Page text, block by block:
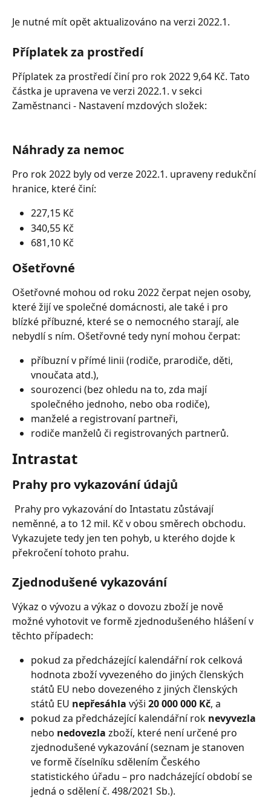
Je nutné mít opět aktualizováno na verzi 2022.1.
Příplatek za prostředí
Příplatek za prostředí činí pro rok 2022 9,64 Kč. Tato
částka je upravena ve verzi 2022.1. v sekci
Zaměstnanci - Nastavení mzdových složek:
Náhrady za nemoc
Pro rok 2022 byly od verze 2022.1. upraveny redukční
hranice, které činí:
227,15 Kč
340,55 Kč
681,10 Kč
Ošetřovné
Ošetřovné mohou od roku 2022 čerpat nejen osoby,
které žijí ve společné domácnosti, ale také i pro
blízké příbuzné, které se o nemocného starají, ale
nebydlí s ním. Ošetřovné tedy nyní mohou čerpat:
příbuzní v přímé linii (rodiče, prarodiče, děti,
vnoučata atd.),
sourozenci (bez ohledu na to, zda mají
společného jednoho, nebo oba rodiče),
manželé a registrovaní partneři,
rodiče manželů či registrovaných partnerů.
Intrastat
Prahy pro vykazování údajů
neměnné, a to 12 mil. Kč v obou směrech obchodu.
Vykazujete tedy jen ten pohyb, u kterého dojde k
překročení tohoto prahu.
Zjednodušené vykazování
Výkaz o vývozu a výkaz o dovozu zboží je nově
možné vyhotovit ve formě zjednodušeného hlášení v
těchto případech:
pokud za předcházející kalendářní rok celková
hodnota zboží vyvezeného do jiných členských
států EU nebo dovezeného z jiných členských
států EU nepřesáhla výši 20 000 000 Kč, a
pokud za předcházející kalendářní rok nevyvezla
nebo nedovezla zboží, které není určené pro
zjednodušené vykazování (seznam je stanoven
ve formě číselníku sdělením Českého
statistického úřadu – pro nadcházející období se
jedná o sdělení č. 498/2021 Sb.).